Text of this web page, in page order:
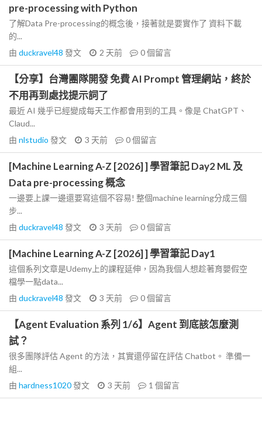
pre-processing with Python
了解Data Pre-processing的概念後，接著就是要實作了 資料下載
的...
由 duckravel48 發文 2 天前 0個留言
【分享】台灣團隊開發 免費 AI Prompt 管理網站，終於
不用再到處找提示詞了
最近 AI 幾乎已經變成每天工作都會用到的工具。像是 ChatGPT、
Claud...
由 nlstudio 發文 3 天前 0個留言
[Machine Learning A-Z [2026] ] 學習筆記 Day2 ML 及
Data pre-processing 概念
一邊要上課一邊還要寫這個不容易! 整個machine learning分成三個
步...
由 duckravel48 發文 3 天前 0個留言
[Machine Learning A-Z [2026] ] 學習筆記 Day1
這個系列文章是Udemy上的課程延伸，因為我個人想趁著育嬰假空
檔學一點data...
由 duckravel48 發文 3 天前 0個留言
【Agent Evaluation 系列 1/6】Agent 到底該怎麼測
試？
很多團隊評估 Agent 的方法，其實還停留在評估 Chatbot。 準備一
組...
由 hardness1020發文 3 天前 1 個留言